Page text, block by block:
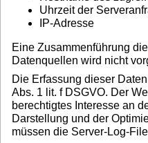
Uhrzeit der
IP-Adresse
Eine Zusammenführung
Datenquellen wird nicht
Die Erfassung dieser
Abs. 1 lit. f DSGVO. Der
berechtigtes Interesse an
Darstellung und der
müssen die Server-Log-